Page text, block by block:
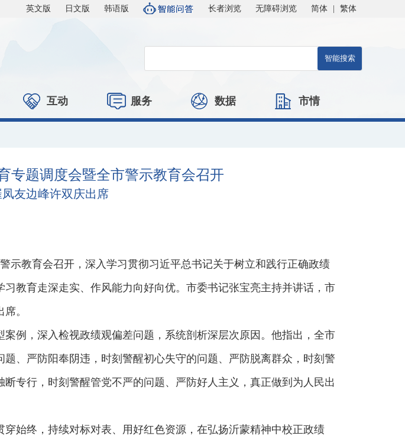
英文版 日文版 韩语版 长者浏览 无障碍浏览 简体 繁体
互动 服务 数据 市情
专题调度会暨全市警示教育会召开
友边峰许双庆出席
示教育会召开，深入学习贯彻习近平总书记关于树立和践行正确政绩
教育走深走实、作风能力向好向优。市委书记张宝亮主持并讲话，市
。
例，深入检视政绩观偏差问题，系统剖析深层次原因。他指出，全市
、严防阳奉阴违，时刻警醒初心失守的问题、严防脱离群众，时刻警
专行，时刻警醒管党不严的问题、严防好人主义，真正做到为人民出
始终，持续对标对表、用好红色资源，在弘扬沂蒙精神中校正政绩